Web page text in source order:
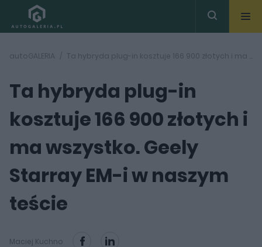
autoGALERIA Ta hybryda plug-in kosztuje 166 900 złotych i ma wszystko. Geely Starray EM-i w naszym teście
Ta hybryda plug-in
kosztuje 166 900 złotych i
ma wszystko. Geely
Starray EM-i w naszym
teście
Maciej Kuchno